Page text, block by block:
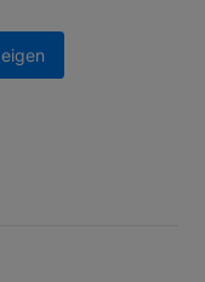
bereitet
Banken laut Insider
vor